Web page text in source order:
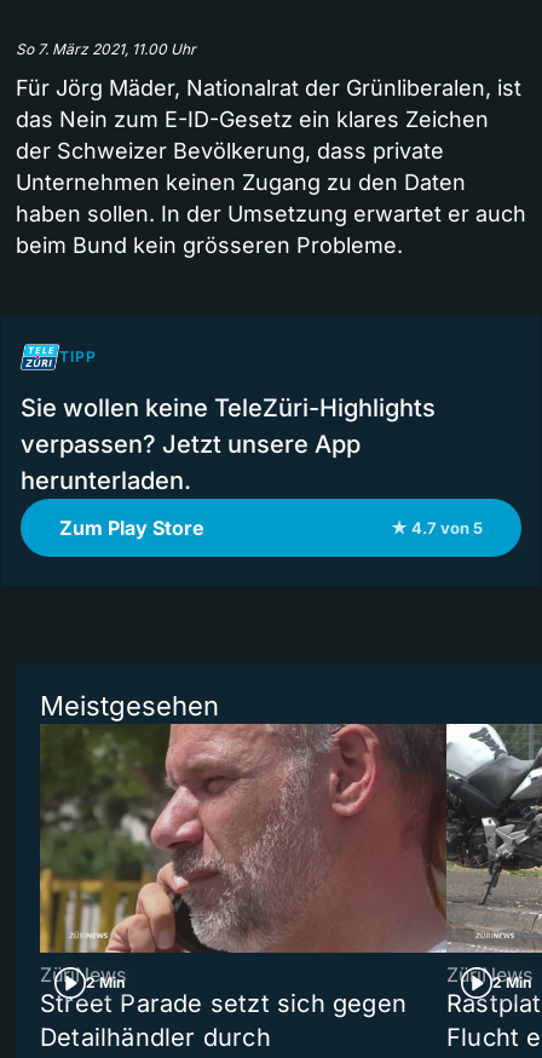
So 7. März 2021, 11.00 Uhr
Für Jörg Mäder, Nationalrat der Grünliberalen, ist
das Nein zum E-ID-Gesetz ein klares Zeichen
der Schweizer Bevölkerung, dass private
Unternehmen keinen Zugang zu den Daten
haben sollen. In der Umsetzung erwartet er auch
beim Bund kein grösseren Probleme.
TIPP
Sie wollen keine TeleZüri-Highlights
verpassen? Jetzt unsere App
herunterladen.
Zum Play Store ★ 4.7 von 5
Meistgesehen
2 Min
ZüriNews
Street Parade setzt sich gegen
Detailhändler durch
2 Min
ZüriNews
Flucht